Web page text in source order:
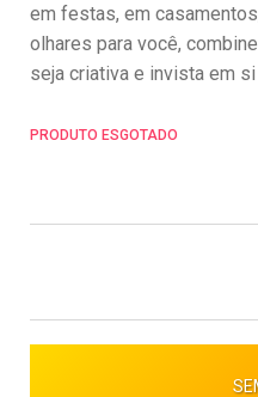
em festas, em
olhares para você,
seja criativa e invista em
PRODUTO ESGOTADO